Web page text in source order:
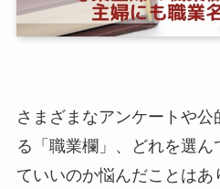
さまざまなアンケートや
る「職業欄」、どれを選
ていいのか悩んだことはあ